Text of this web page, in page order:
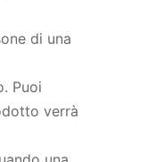
di una
Puoi
verrà